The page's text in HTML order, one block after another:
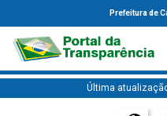
Prefeitura de
Última